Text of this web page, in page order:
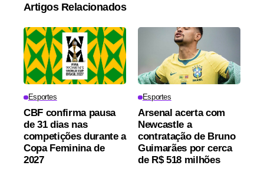
Artigos Relacionados
Esportes
CBF confirma pausa
de 31 dias nas
competições durante a
Copa Feminina de
2027
Esportes
Arsenal acerta com
Newcastle a
contratação de Bruno
Guimarães por cerca
de R$ 518 milhões